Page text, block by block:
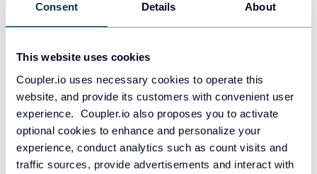
Consent Details About
This website uses cookies
Coupler.io uses necessary cookies to operate this
website, and provide its customers with convenient user
experience. Coupler.io also proposes you to activate
optional cookies to enhance and personalize your
experience, conduct analytics such as count visits and
traffic sources, provide advertisements and interact with
Cómo exportar Jira a Excel: todos los
métodos explicados
Uncategorized
Apr 25, 2026